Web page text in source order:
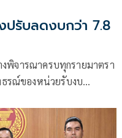
รับลดงบกว่า 7.8
งพิจารณาครบทุกรายมาตรา
รณ์ของหน่วยรับงบ